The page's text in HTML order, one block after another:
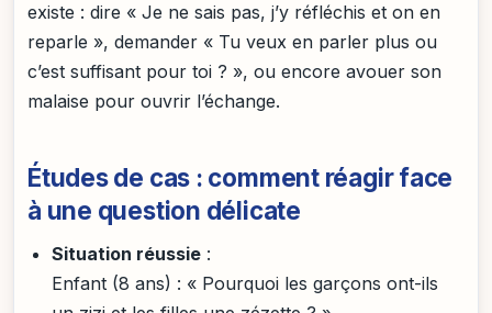
existe : dire « Je ne sais pas, j’y réfléchis et on en
reparle », demander « Tu veux en parler plus ou
c’est suffisant pour toi ? », ou encore avouer son
malaise pour ouvrir l’échange.
Études de cas : comment réagir face
à une question délicate
Situation réussie :
Enfant (8 ans) : « Pourquoi les garçons ont-ils